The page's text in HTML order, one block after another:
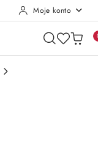
Moje konto